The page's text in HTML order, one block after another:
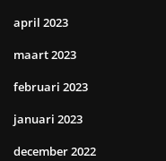
april 2023
maart 2023
februari 2023
januari 2023
december 2022